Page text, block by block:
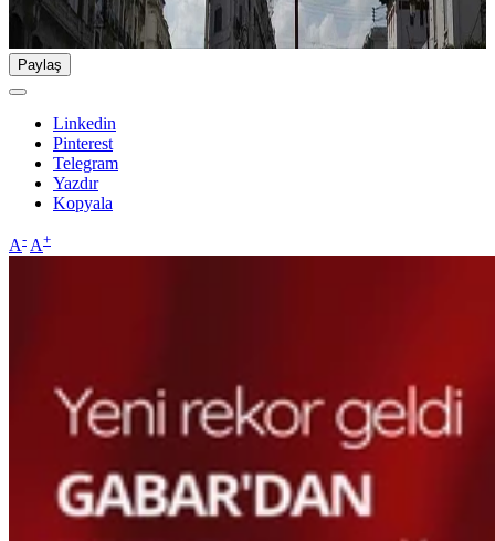
Paylaş
Linkedin
Pinterest
Telegram
Yazdır
Kopyala
A- A+